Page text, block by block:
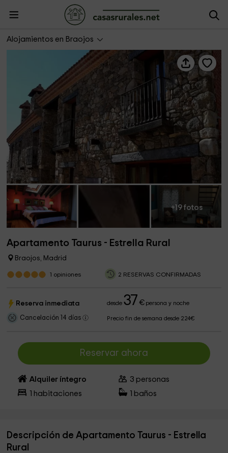
Alojamientos en Braojos
Apartamento Taurus - Estrella Rural
+19 fotos
Apartamento Taurus - Estrella Rural
Braojos, Madrid
1 opiniones 2 RESERVAS CONFIRMADAS
Reserva inmediata desde37 €persona y noche
Cancelación 14 días Precio fin de semana desde 224€
Reservar ahora
Alquiler íntegro 3 personas
habitaciones baños
Descripción de Apartamento Taurus - Estrella
Rural